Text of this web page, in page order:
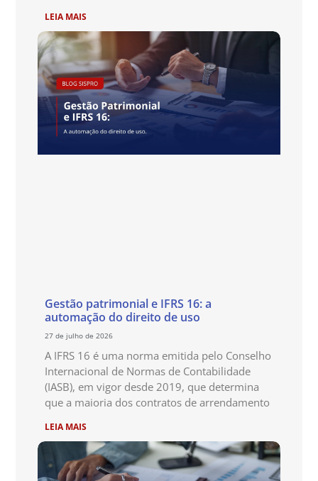
LEIA MAIS
Gestão patrimonial e IFRS 16: a
automação do direito de uso
27 de julho de 2026
A IFRS 16 é uma norma emitida pelo Conselho
Internacional de Normas de Contabilidade
(IASB), em vigor desde 2019, que determina
que a maioria dos contratos de arrendamento
LEIA MAIS